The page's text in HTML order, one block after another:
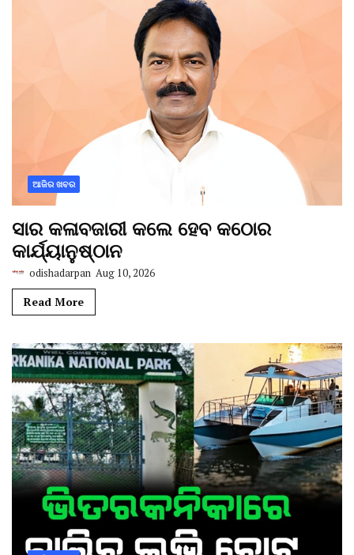
ଆଜିର ଖବର
ସାର କଳାବଜାରୀ କଲେ ହେବ କଠୋର
କାର୍ଯ୍ୟାନୁଷ୍ଠାନ
odishadarpan Aug 10, 2026
Read More